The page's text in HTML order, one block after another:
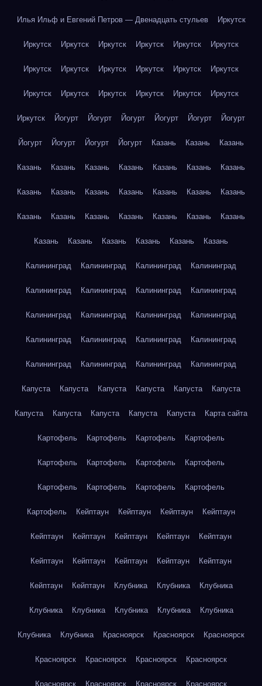
Илья Ильф и Евгений Петров — Двенадцать стульев Иркутск
Иркутск Иркутск Иркутск Иркутск Иркутск Иркутск
Иркутск Иркутск Иркутск Иркутск Иркутск Иркутск
Иркутск Иркутск Иркутск Иркутск Иркутск Иркутск
Иркутск Йогурт Йогурт Йогурт Йогурт Йогурт Йогурт
Йогурт Йогурт Йогурт Йогурт Казань Казань Казань
Казань Казань Казань Казань Казань Казань Казань
Казань Казань Казань Казань Казань Казань Казань
Казань Казань Казань Казань Казань Казань Казань
Казань Казань Казань Казань Казань Казань
Калининград Калининград Калининград Калининград
Калининград Калининград Калининград Калининград
Калининград Калининград Калининград Калининград
Калининград Калининград Калининград Калининград
Калининград Калининград Калининград Калининград
Капуста Капуста Капуста Капуста Капуста Капуста
Капуста Капуста Капуста Капуста Капуста Карта сайта
Картофель Картофель Картофель Картофель
Картофель Картофель Картофель Картофель
Картофель Картофель Картофель Картофель
Картофель Кейптаун Кейптаун Кейптаун Кейптаун
Кейптаун Кейптаун Кейптаун Кейптаун Кейптаун
Кейптаун Кейптаун Кейптаун Кейптаун Кейптаун
Кейптаун Кейптаун Клубника Клубника Клубника
Клубника Клубника Клубника Клубника Клубника
Клубника Клубника Красноярск Красноярск Красноярск
Красноярск Красноярск Красноярск Красноярск
Красноярск Красноярск Красноярск Красноярск